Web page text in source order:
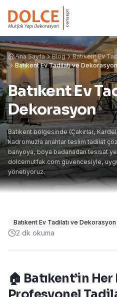
Ana Sayfa Blog
Batıkent Ev
Batıkent Ev Tadilatı ve Dekorasyon
Batıkent Ev
Dekorasyon
Batıkent bölgesinde (Çakırlar,
kadromuzla anahtar teslim tadilat
banyoya, boya badanadan tesisat
dolcemutfak.com güvencesiyle,
yönetiyoruz.
Batıkent Ev Tadilatı ve Dekorasyon
2 dk okuma
🏠 Batıkent’in